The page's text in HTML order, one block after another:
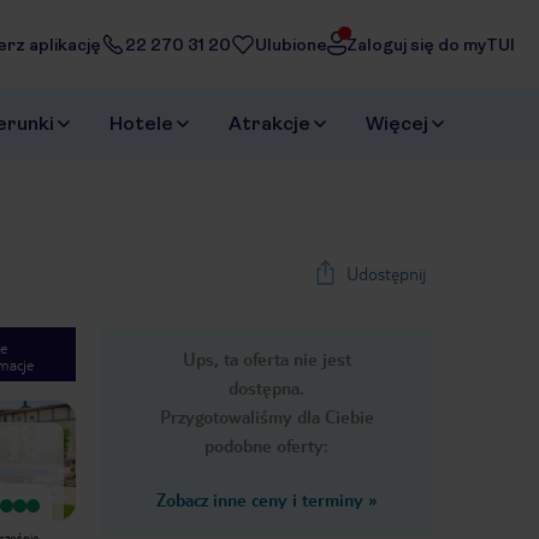
aplikację 22 270 31 20 Ulubione Zaloguj się do myTUI
Hotele Atrakcje Więcej
Udostępnij
Ups, ta oferta nie jest
dostępna.
Przygotowaliśmy dla Ciebie
podobne oferty:
Zobacz inne ceny i terminy »
Next slide
1/33
Wyjątkowy